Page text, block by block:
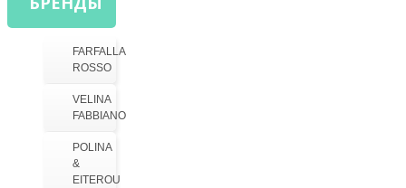
FARFALLA
ROSSO
VELINA
FABBIANO
POLINA
&
EITEROU